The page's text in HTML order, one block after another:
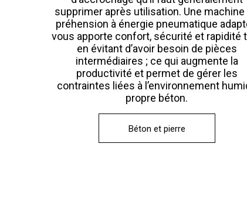
supprimer après utilisation. Une machine
préhension à énergie pneumatique
vous apporte confort, sécurité et rapidité
en évitant d’avoir besoin de pièces
intermédiaires ; ce qui augmente la
productivité et permet de gérer les
contraintes liées à l’environnement
propre béton.
Béton et pierre